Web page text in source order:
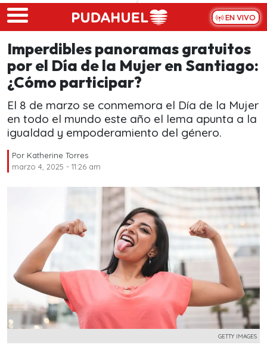
Skip to main content
EN VIVO
Imperdibles panoramas gratuitos
por el Día de la Mujer en Santiago:
¿Cómo participar?
El 8 de marzo se conmemora el Día de la Mujer
en todo el mundo este año el lema apunta a la
igualdad y empoderamiento del género.
Por Katherine Torres
marzo 4, 2025 - 11:26 am
GETTY IMAGES